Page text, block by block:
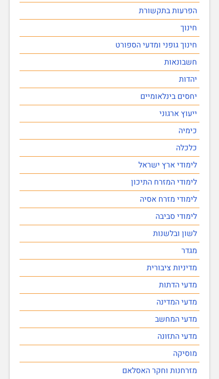
הפרעות בתקשורת
חינוך
חינוך גופני ומדעי הספורט
חשבונאות
יהדות
יחסים בינלאומיים
ייעוץ ארגוני
כימיה
כלכלה
לימודי ארץ ישראל
לימודי המזרח התיכון
לימודי מזרח אסיה
לימודי סביבה
לשון ובלשנות
מגדר
מדיניות ציבורית
מדעי הדתות
מדעי המדינה
מדעי המחשב
מדעי התזונה
מוסיקה
מזרחנות וחקר האסלאם